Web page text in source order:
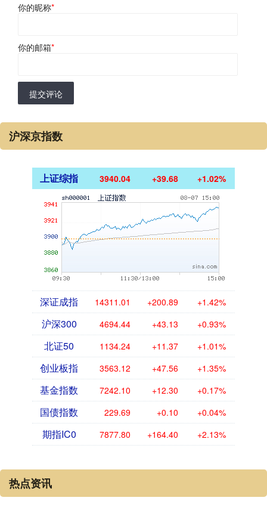
你的昵称*
你的邮箱*
提交评论
沪深京指数
上证综指 3940.04 +39.68 +1.02%
深证成指 14311.01 +200.89 +1.42%
沪深300 4694.44 +43.13 +0.93%
北证50 1134.24 +11.37 +1.01%
创业板指 3563.12 +47.56 +1.35%
基金指数 7242.10 +12.30 +0.17%
国债指数 229.69 +0.10 +0.04%
期指IC0 7877.80 +164.40 +2.13%
热点资讯